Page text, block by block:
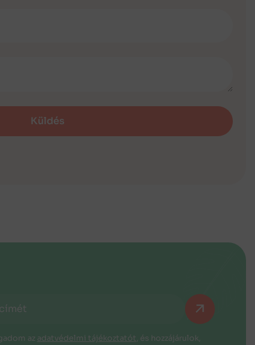
Küldés
az adatvédelmi tájékoztatót, és hozzájárulok,